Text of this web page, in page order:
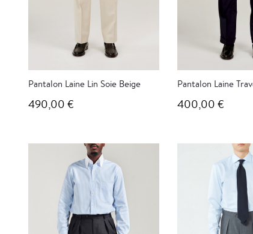
Pantalon Laine Lin Soie Beige
490,00 €
Pantalon Laine
400,00 €